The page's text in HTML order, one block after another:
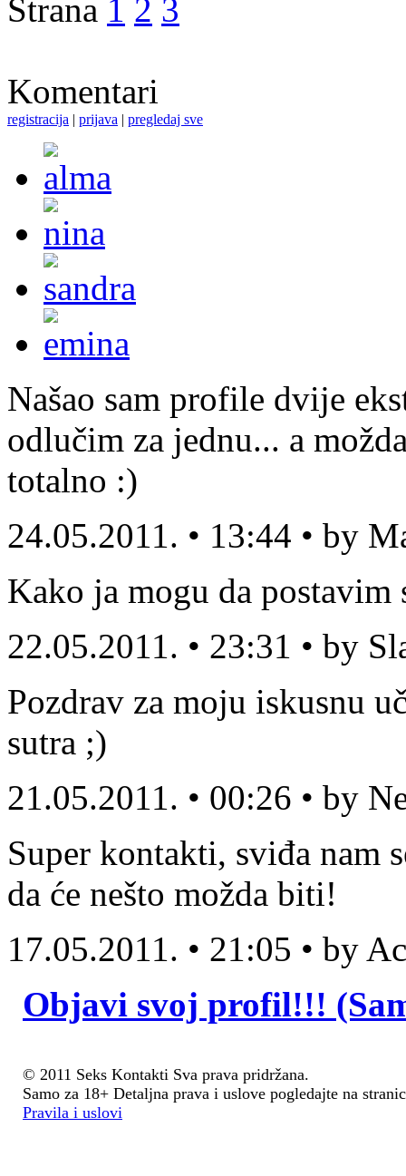
Strana 1 2 3
Komentari
registracija | prijava | pregledaj sve
Našao sam profile dvije
odlučim za jednu... a
totalno :)
24.05.2011. • 13:44 • by
Kako ja mogu da
22.05.2011. • 23:31 • by
Pozdrav za moju iskusnu
sutra ;)
21.05.2011. • 00:26 • by
Super kontakti, sviđa nam
da će nešto možda biti!
17.05.2011. • 21:05 • by
Objavi svoj profil!!!
© 2011 Seks Kontakti Sva prava pridržana.
Samo za 18+ Detaljna prava i uslove pogledajte na
Pravila i uslovi